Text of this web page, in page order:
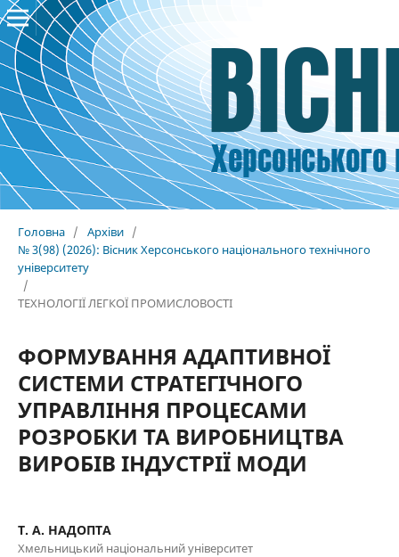
Головна / Архіви /
№ 3(98) (2026): Вісник Херсонського національного технічного
університету
/
ТЕХНОЛОГІЇ ЛЕГКОЇ ПРОМИСЛОВОСТІ
ФОРМУВАННЯ АДАПТИВНОЇ
СИСТЕМИ СТРАТЕГІЧНОГО
УПРАВЛІННЯ ПРОЦЕСАМИ
РОЗРОБКИ ТА ВИРОБНИЦТВА
ВИРОБІВ ІНДУСТРІЇ МОДИ
Т. А. НАДОПТА
Хмельницький національний університет